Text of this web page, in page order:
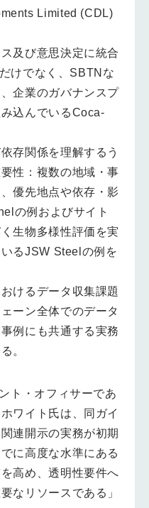
Limited (CDL)
及び意思決定に統合
けでなく、SBTNな
企業のガバナンスプ
込んでいるCoca-
存関係を理解するう
性：複数の地域・事
優先地点や依存・影
の例およびサイト
生物多様性評価を実
るJSW Steelの例を
けるデータ収集課題
ーン全体でのデータ
例にも共通する実務
。
ト・オフィサーであ
ワイト氏は、同ガイ
連開示の実務が初期
に高度な水準にある
高め、透明性要件へ
なリソースである」